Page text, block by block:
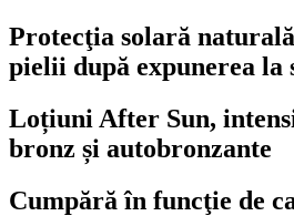
Protecţia solară
pielii după expunerea la
Loțiuni After Sun,
bronz și autobronzante
Cumpără în funcţie de